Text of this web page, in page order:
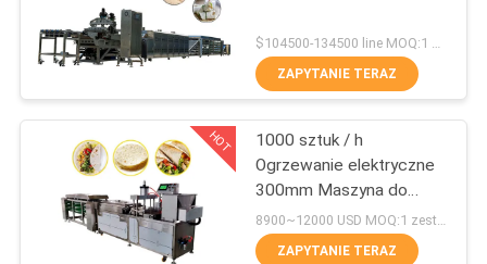
FILMY
WYCIECZKA
Linia do
przetwarzania
owoców
82
$104500-134500 line MOQ:1 zestaw
ZAPYTANIE TERAZ
HOT
1000 sztuk / h
Ogrzewanie elektryczne
300mm Maszyna do
produkcji tortilli
ZAPYTANIE TERAZ